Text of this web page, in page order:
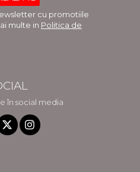
cu promotiile
multe in Politica de
în social media